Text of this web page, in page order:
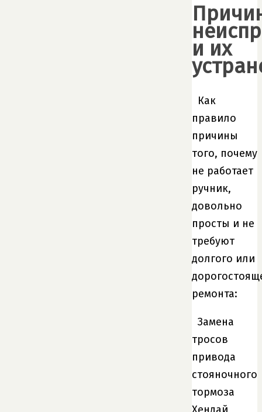
и их
Как
правило
причины
того, почему
не работает
ручник,
довольно
просты и не
требуют
долгого или
ремонта:
Замена
тросов
привода
стояночного
тормоза